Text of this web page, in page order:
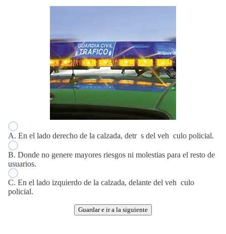
A. En el lado derecho de la calzada, detr s del veh culo policial.
B. Donde no genere mayores riesgos ni molestias para el resto de
usuarios.
C. En el lado izquierdo de la calzada, delante del veh culo
policial.
Guardar e ir a la siguiente